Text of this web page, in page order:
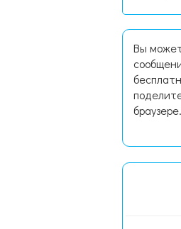
Вы
браузере.